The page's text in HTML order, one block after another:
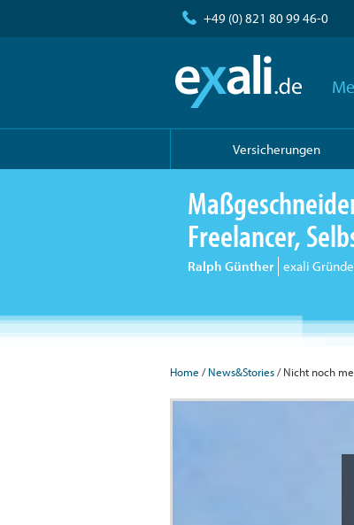
+49 (0) 821 80 99 46-0
Versicherungen
Freelancer,
Ralph Günther exali
Home /News&Stories/ Nicht noch